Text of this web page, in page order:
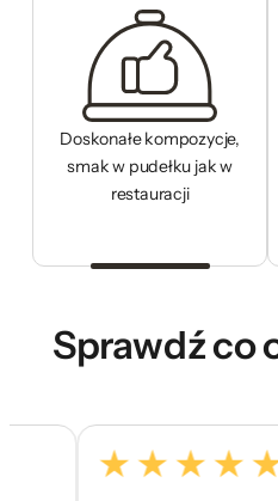
Doskonałe kompozycje,
smak w pudełku jak w
restauracji
Sprawdź co